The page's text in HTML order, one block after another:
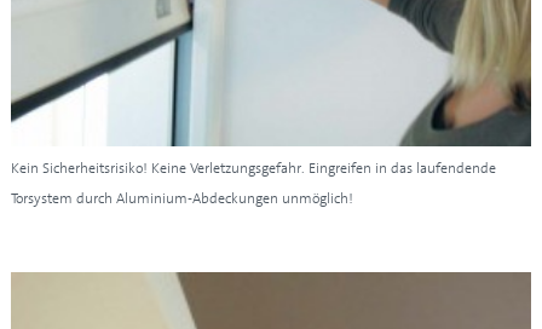
Kein Sicherheitsrisiko! Keine Verletzungsgefahr. Eingreifen in das laufendende
Torsystem durch Aluminium-Abdeckungen unmöglich!